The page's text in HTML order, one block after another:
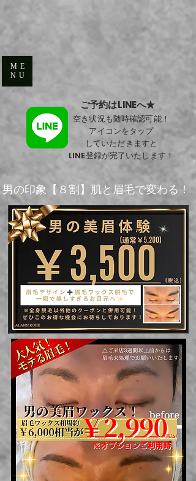
ME
NU
​ご予約はLINEへ★
​空き状況も随時確認可能！
アイコンをタップ
していただきますと
LINE登録が完了いたします！
​男の印象【８割】肌と眉毛で変わる！